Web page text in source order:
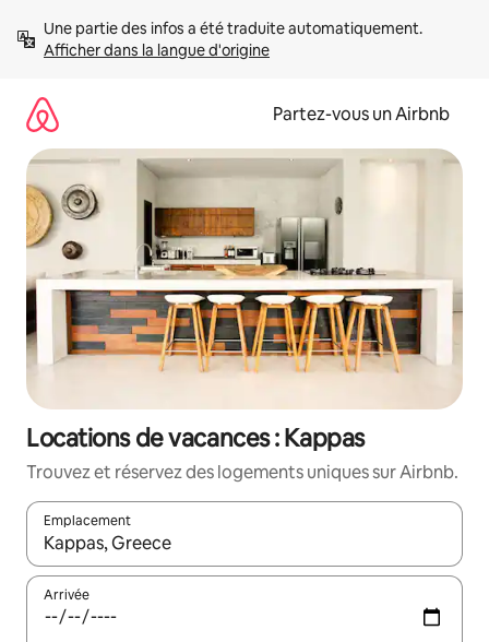
directement
Afficher dans la langue d'origine
Partez-vous un Airbnb
Locations de vacances : Kappas
Trouvez et réservez des logements uniques sur Airbnb.
Emplacement
Quand les résultats sont affichés, parcourez-les en utilisant
Arrivée